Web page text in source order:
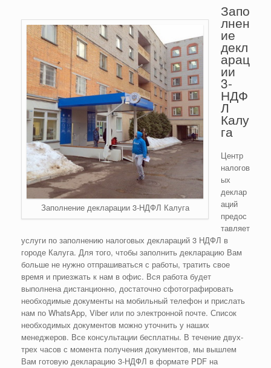
Заполнение декларации 3-НДФЛ Калуга
Запо
лнен
ие
декл
арац
ии
3-
НДФ
Л
Калу
га
Центр
налогов
ых
деклар
аций
предос
тавляет
услуги по заполнению налоговых деклараций 3 НДФЛ в
городе Калуга. Для того, чтобы заполнить декларацию Вам
больше не нужно отпрашиваться с работы, тратить свое
время и приезжать к нам в офис. Вся работа будет
выполнена дистанционно, достаточно сфотографировать
необходимые документы на мобильный телефон и прислать
нам по WhatsApp, Viber или по электронной почте. Список
необходимых документов можно уточнить у наших
менеджеров. Все консультации бесплатны. В течение двух-
трех часов с момента получения документов, мы вышлем
Вам готовую декларацию 3-НДФЛ в формате PDF на